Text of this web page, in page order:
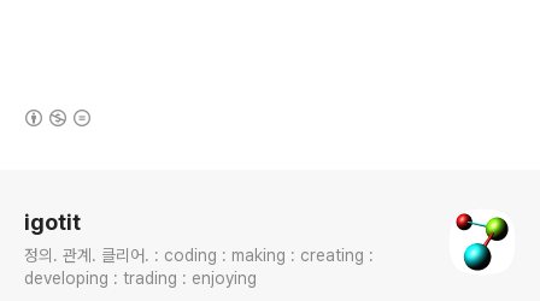
igotit
정의. 관계. 클리어. : coding : making : creating :
developing : trading : enjoying